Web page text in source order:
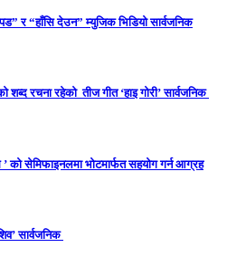
र “हाँसि देउन” म्युजिक भिडियो सार्वजनिक
रचना रहेको तीज गीत ‘हाइ गोरी’ सार्वजनिक
को सेमिफाइनलमा भोटमार्फत सहयोग गर्न आग्रह
सार्वजनिक